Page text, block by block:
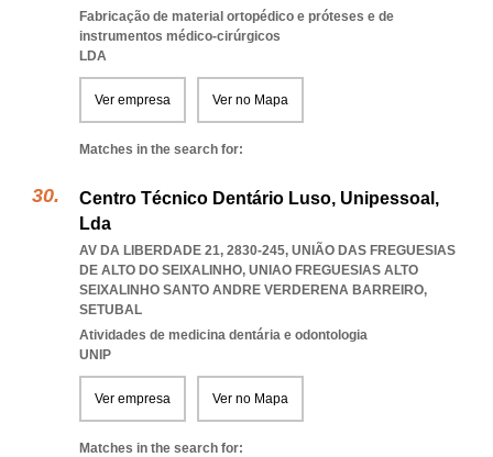
Fabricação de material ortopédico e próteses e de
instrumentos médico-cirúrgicos
LDA
Ver empresa Ver no Mapa
Matches in the search for:
Centro Técnico Dentário Luso, Unipessoal,
Lda
AV DA LIBERDADE 21, 2830-245, UNIÃO DAS FREGUESIAS
DE ALTO DO SEIXALINHO, UNIAO FREGUESIAS ALTO
SEIXALINHO SANTO ANDRE VERDERENA BARREIRO,
SETUBAL
Atividades de medicina dentária e odontologia
UNIP
Ver empresa Ver no Mapa
Matches in the search for: